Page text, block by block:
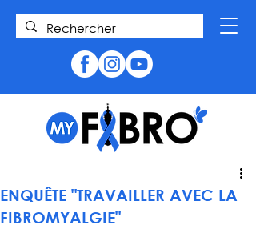
ENQUÊTE "TRAVAILLER AVEC LA
FIBROMYALGIE"